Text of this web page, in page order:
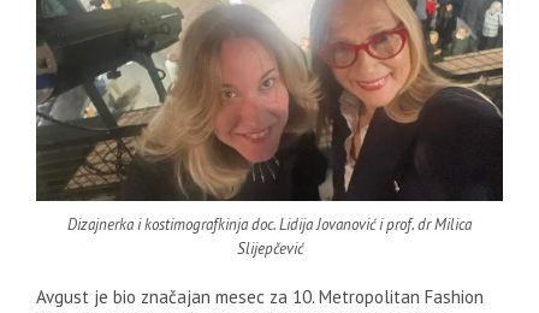
Dizajnerka i kostimografkinja doc. Lidija Jovanović i prof. dr Milica
Slijepčević
Avgust je bio značajan mesec za 10. Metropolitan Fashion